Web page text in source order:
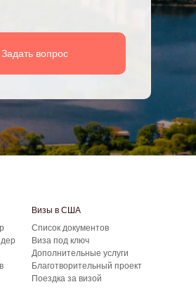
Задать вопрос
Визы в США
Список документов
Виза под ключ
Дополнительные услуги
Поездка за визой
Благотворительный проект